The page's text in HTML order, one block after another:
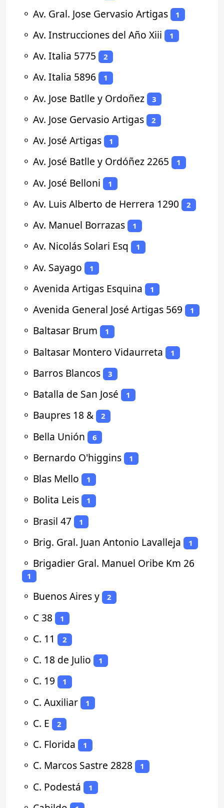
⚬ Av. Gral. Jose Gervasio Artigas 1
⚬ Av. Instrucciones del Año Xiii 1
⚬ Av. Italia 5775 2
⚬ Av. Italia 5896 1
⚬ Av. Jose Batlle y Ordoñez 3
⚬ Av. Jose Gervasio Artigas 2
⚬ Av. José Artigas 1
⚬ Av. José Batlle y Ordóñez 2265 1
⚬ Av. José Belloni 1
⚬ Av. Luis Alberto de Herrera 1290 2
⚬ Av. Manuel Borrazas 1
⚬ Av. Nicolás Solari Esq 1
⚬ Av. Sayago 1
⚬ Avenida Artigas Esquina 1
⚬ Avenida General José Artigas 569 1
⚬ Baltasar Brum 1
⚬ Baltasar Montero Vidaurreta 1
⚬ Barros Blancos 3
⚬ Batalla de San José 1
⚬ Baupres 18 & 2
⚬ Bella Unión 6
⚬ Bernardo O'higgins 1
⚬ Blas Mello 1
⚬ Bolita Leis 1
⚬ Brasil 47 1
⚬ Brig. Gral. Juan Antonio Lavalleja 1
⚬ Brigadier Gral. Manuel Oribe Km 26
1
⚬ Buenos Aires y 2
⚬ C 38 1
⚬ C. 11 2
⚬ C. 18 de Julio 1
⚬ C. 19 1
⚬ C. Auxiliar 1
⚬ C. E 2
⚬ C. Florida 1
⚬ C. Marcos Sastre 2828 1
⚬ C. Podestá 1